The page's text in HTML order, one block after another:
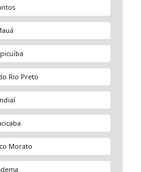
Rio Preto
Morato